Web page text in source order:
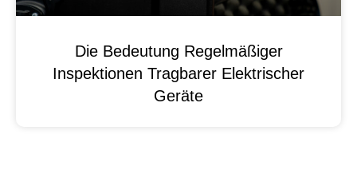
Die Bedeutung Regelmäßiger
Inspektionen Tragbarer Elektrischer
Geräte